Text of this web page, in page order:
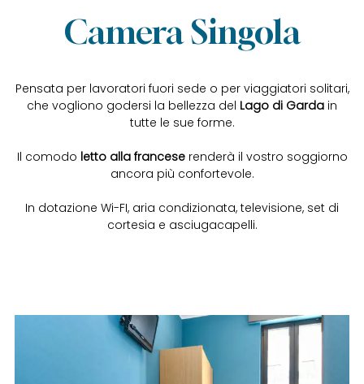
Camera Singola
Pensata per lavoratori fuori sede o per viaggiatori solitari,
che vogliono godersi la bellezza del Lago di Garda in
tutte le sue forme.
Il comodo letto alla franceserenderà il vostro soggiorno
ancora più confortevole.
In dotazione Wi-FI, aria condizionata, televisione, set di
cortesia e asciugacapelli.